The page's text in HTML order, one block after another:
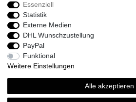
Sport-Versand24 Community
Essenziell
Statistik
Externe Medien
DHL Wunschzustellung
PayPal
Funktional
Weitere Einstellungen
Alle akzeptieren